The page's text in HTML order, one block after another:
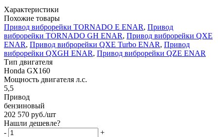
Характеристики
Похожие товары
Привод виброрейки TORNADO E ENAR, Привод
виброрейки TORNADO GH ENAR, Привод виброрейки QXE
ENAR, Привод виброрейки QXE Turbo ENAR, Привод
виброрейки QXGH ENAR, Привод виброрейки QZE ENAR
Тип двигателя
Honda GX160
Мощность двигателя л.с.
5,5
Привод
бензиновый
202 570 руб./шт
Нашли дешевле?
-
+